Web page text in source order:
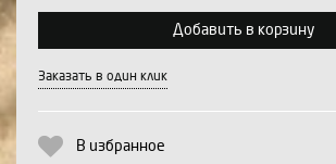
Выберите количество:
Продолжить Отмена
Добавить в корзину
Заказать в один клик
В избранное